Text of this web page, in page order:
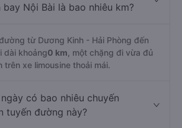
bay Nội Bài là bao nhiêu km?
từ Dương Kinh - Hải Phòng đến
dài khoảng0 km , một chặng đi vừa đủ
trên xe limousine thoải mái.
có bao nhiêu chuyến
tuyến đường này?